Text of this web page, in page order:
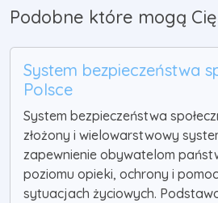
Podobne które mogą
System bezpieczeństwa
Polsce
System bezpieczeństwa
złożony i wielowarstwowy
zapewnienie obywatelom
poziomu opieki, ochrony i
sytuacjach życiowych.